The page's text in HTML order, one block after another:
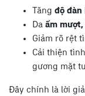
Tăng độ đàn
Da ẩm
Giảm rõ rệt
Cải thiện
gương mặt
Đây chính là lời